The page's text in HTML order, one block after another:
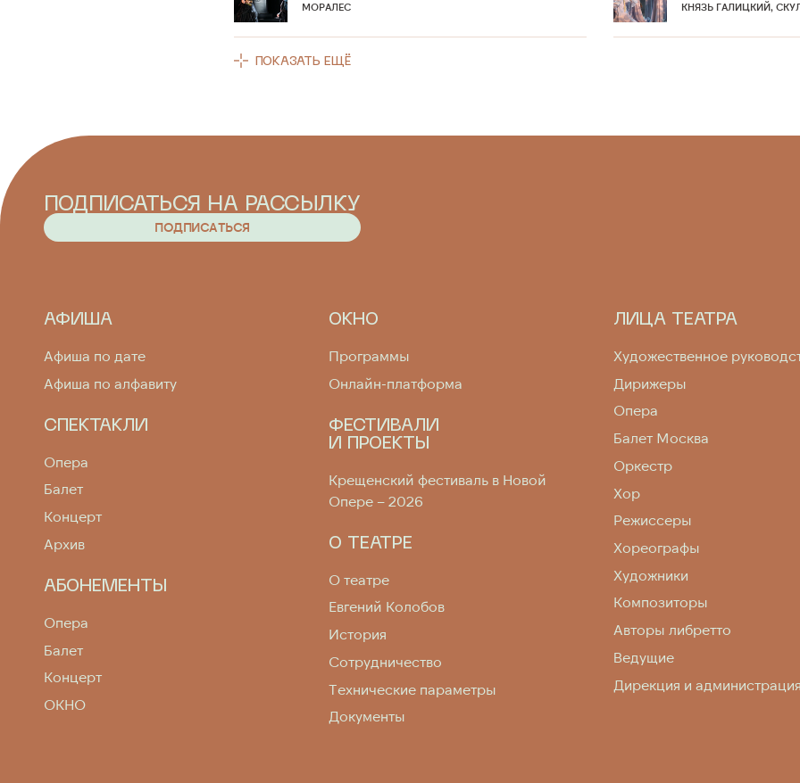
МОРАЛЕС КНЯЗЬ ГАЛИЦКИЙ,
ПОКАЗАТЬ ЕЩЁ
ПОДПИСАТЬСЯ НА РАССЫЛКУ
ПОДПИСАТЬСЯ
ПОДПИСАТЬСЯ
АФИША
Афиша по дате
Афиша по алфавиту
СПЕКТАКЛИ
Опера
Балет
Концерт
Архив
АБОНЕМЕНТЫ
Опера
Балет
Концерт
ОКНО
ОКНО
Программы
Онлайн-платформа
ФЕСТИВАЛИ
И ПРОЕКТЫ
Крещенский фестиваль в Новой
Опере – 2026
О ТЕАТРЕ
О театре
Евгений Колобов
История
Сотрудничество
Технические параметры
Документы
ЛИЦА ТЕАТРА
Художественное
Дирижеры
Опера
Балет Москва
Оркестр
Хор
Режиссеры
Хореографы
Художники
Композиторы
Авторы либретто
Ведущие
Дирекция и администрация